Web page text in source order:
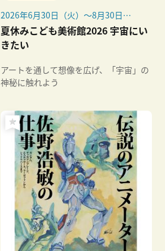
2026年6月30日（火）～8月30日
（日）
夏休みこども美術館2026 宇宙にい
きたい
アートを通して想像を広げ、「宇宙」の
神秘に触れよう